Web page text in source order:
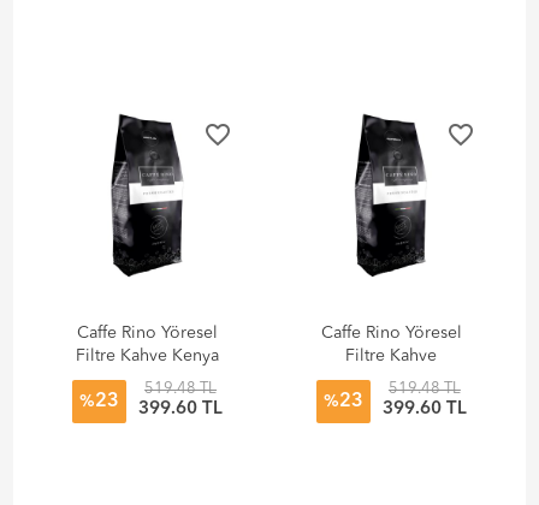
favorite_border
Caffe Rino Yöresel
Filtre Kahve Kenya
250 gr
%23
519.48 TL
399.60 TL
favorite_border
Caffe Rino Yöresel
Filtre Kahve
Guatemala 250 gr
%23
519.48 TL
399.60 TL